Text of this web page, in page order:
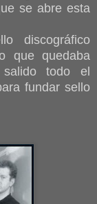
se abre esta
discográfico
que quedaba
todo el
fundar sello